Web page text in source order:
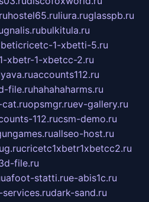
hostel65.ruliura.ruglasspb.ru
gnalis.rubulkitula.ru
1-xbetti-5.ru
xbetr-1-xbetcc-2.ru
accounts112.ru
file.ruhahahaharms.ru
opsmgr.ruev-gallery.ru
112.rucsm-demo.ru
allseo-host.ru
cricetc1xbetr1xbetcc2.ru
file.ru
uafoot-statti.rue-abis1c.ru
dark-sand.ru